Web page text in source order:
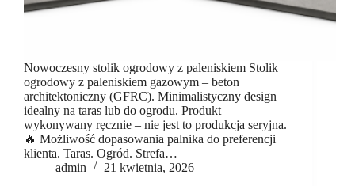
Nowoczesny stolik ogrodowy z paleniskiem Stolik
ogrodowy z paleniskiem gazowym – beton
architektoniczny (GFRC). Minimalistyczny design
idealny na taras lub do ogrodu. Produkt
wykonywany ręcznie – nie jest to produkcja seryjna.
🔥 Możliwość dopasowania palnika do preferencji
klienta. Taras. Ogród. Strefa…
admin
21 kwietnia, 2026